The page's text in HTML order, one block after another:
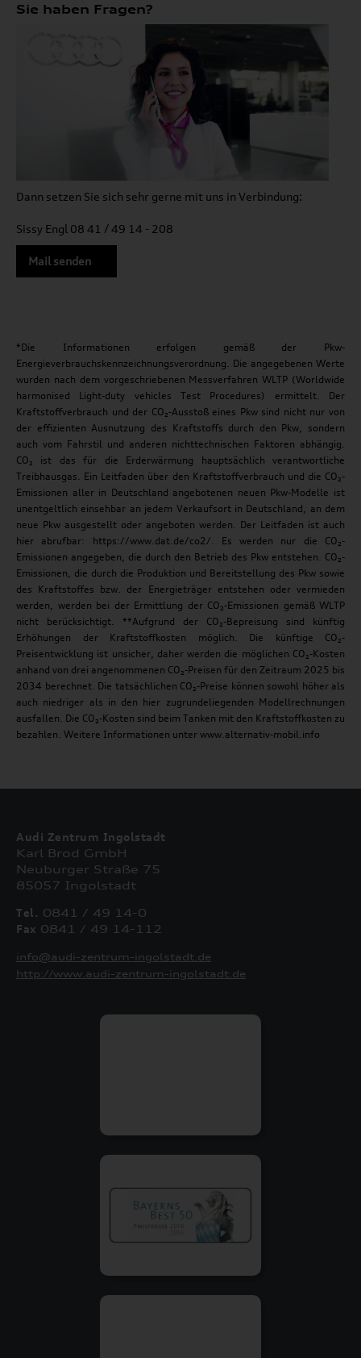
Sie haben Fragen?
Dann setzen Sie sich sehr gerne mit uns in Verbindung:
Sissy Engl 08 41 / 49 14 - 208
Mail senden
*Die Informationen erfolgen gemäß der Pkw-
Energieverbrauchskennzeichnungsverordnung. Die angegebenen Werte
wurden nach dem vorgeschriebenen Messverfahren WLTP (Worldwide
harmonised Light-duty vehicles Test Procedures) ermittelt. Der
Kraftstoffverbrauch und der CO₂-Ausstoß eines Pkw sind nicht nur von
der effizienten Ausnutzung des Kraftstoffs durch den Pkw, sondern
auch vom Fahrstil und anderen nichttechnischen Faktoren abhängig.
CO₂ ist das für die Erderwärmung hauptsächlich verantwortliche
Treibhausgas. Ein Leitfaden über den Kraftstoffverbrauch und die CO₂-
Emissionen aller in Deutschland angebotenen neuen Pkw-Modelle ist
unentgeltlich einsehbar an jedem Verkaufsort in Deutschland, an dem
neue Pkw ausgestellt oder angeboten werden. Der Leitfaden ist auch
hier abrufbar: https://www.dat.de/co2/. Es werden nur die CO₂-
Emissionen angegeben, die durch den Betrieb des Pkw entstehen. CO₂-
Emissionen, die durch die Produktion und Bereitstellung des Pkw sowie
des Kraftstoffes bzw. der Energieträger entstehen oder vermieden
werden, werden bei der Ermittlung der CO₂-Emissionen gemäß WLTP
nicht berücksichtigt. **Aufgrund der CO₂-Bepreisung sind künftig
Erhöhungen der Kraftstoffkosten möglich. Die künftige CO₂-
Preisentwicklung ist unsicher, daher werden die möglichen CO₂-Kosten
anhand von drei angenommenen CO₂-Preisen für den Zeitraum 2025 bis
2034 berechnet. Die tatsächlichen CO₂-Preise können sowohl höher als
auch niedriger als in den hier zugrundeliegenden Modellrechnungen
ausfallen. Die CO₂-Kosten sind beim Tanken mit den Kraftstoffkosten zu
bezahlen. Weitere Informationen unter www.alternativ-mobil.info
Audi Zentrum Ingolstadt
Karl Brod GmbH
Neuburger Straße 75
85057 Ingolstadt
Tel. 0841 / 49 14-0
Fax 0841 / 49 14-112
info@audi-zentrum-ingolstadt.de
http://www.audi-zentrum-ingolstadt.de